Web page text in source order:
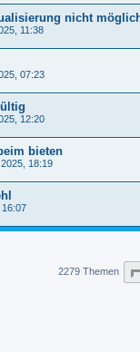
nicht
11:38
07:23
12:20
bieten
18:19
2279 Themen